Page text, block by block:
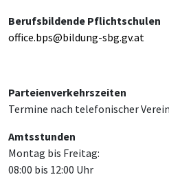
Berufsbildende Pflichtschulen
office.bps@bildung-sbg.gv.at
Parteienverkehrszeiten
Termine nach telefonischer
Amtsstunden
Montag bis Freitag:
08:00 bis 12:00 Uhr